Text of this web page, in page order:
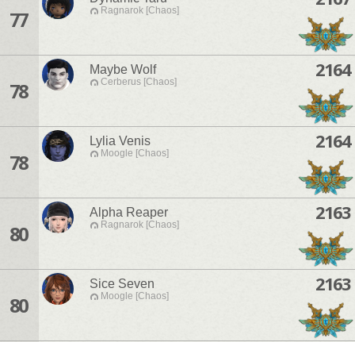
77 Ragnarok [Chaos]
78
Maybe Wolf
Cerberus [Chaos]
2164
78
Lylia Venis
Moogle [Chaos]
2164
80
Alpha Reaper
Ragnarok [Chaos]
2163
80
Sice Seven
Moogle [Chaos]
2163